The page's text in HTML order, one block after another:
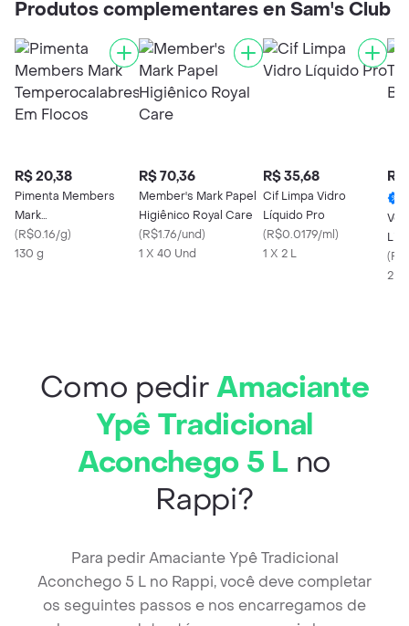
Produtos complementares en Sam's Club
R$ 20,38
Pimenta Members
Mark
Temperocalabresa Em
Flocos
(R$0.16/g)
130 g
R$ 70,36
Member's Mark Papel
Higiênico Royal Care
(R$1.76/und)
1 X 40 Und
R$ 35,68
Cif Limpa Vidro
Líquido Pro
(R$0.0179/ml)
1 X 2 L
R$
(
2 X
Como pedirAmaciante
Ypê Tradicional
Aconchego 5 L no
Rappi?
Para pedir Amaciante Ypê Tradicional
Aconchego 5 L no Rappi, você deve completar
os seguintes passos e nos encarregamos de